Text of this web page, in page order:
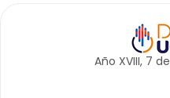
Año XVIII, 7 de